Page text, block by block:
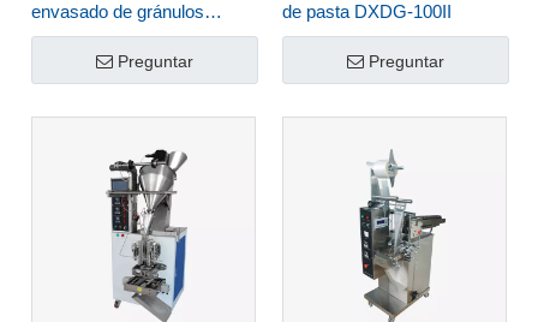
envasado de gránulos
DXDK-40II
Preguntar
de pasta DXDG-100II
Preguntar